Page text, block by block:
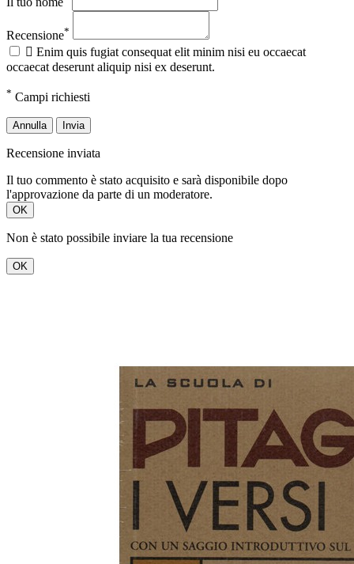
Recensione*
 Enim quis fugiat consequat elit minim nisi eu occaecat
occaecat deserunt aliquip nisi ex deserunt.
* Campi richiesti
Annulla Invia
Recensione inviata
Il tuo commento è stato acquisito e sarà disponibile dopo
l'approvazione da parte di un moderatore.
OK
Non è stato possibile inviare la tua recensione
OK